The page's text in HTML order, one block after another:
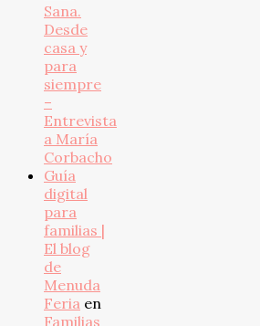
Sana.
Desde
casa y
para
siempre
–
Entrevista
a María
Corbacho
Guía
digital
para
familias |
El blog
de
Menuda
Feria en
Familias